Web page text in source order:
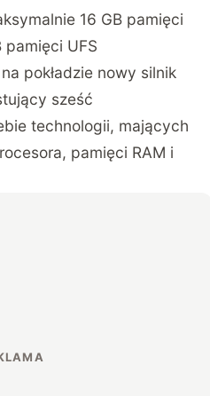
16 GB pamięci
pamięci UFS
pokładzie nowy silnik
sześć
technologii, mających
pamięci RAM i